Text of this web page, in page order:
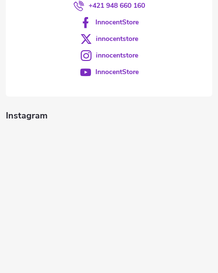
Instagram
+421 948 660 160
InnocentStore
innocentstore
innocentstore
InnocentStore